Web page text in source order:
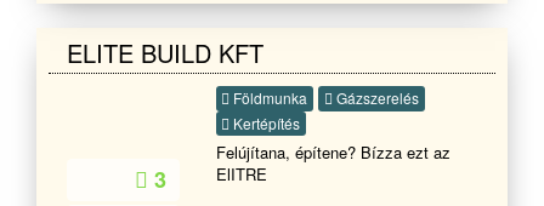
ELITE BUILD KFT
3
Földmunka
Gázszerelés
Kertépítés
Felújítana, építene? Bízza ezt az
ElITRE